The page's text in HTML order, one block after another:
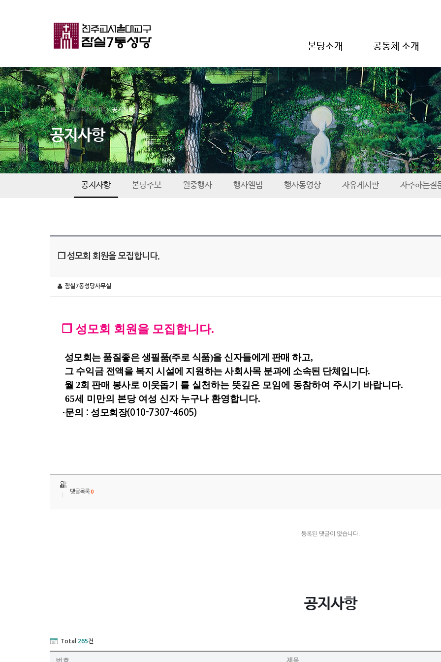
본당소개 공동체 소개
우리들의이야기 공지사항
공지사항
공지사항 본당주보 월중행사 행사앨범 행사동영상 자유게시판 자주하는질
❐ 성모회 회원을 모집합니다.
잠실7동성당사무실
❐ 성모회 회원을 모집합니다.
성모회는 품질좋은 생필품(주로 식품)을 신자들에게 판매하고,
그 수익금 전액을 복지 시설에 지원하는 사회사목 분과에 소속된 단체입니다.
월 2회 판매 봉사로 이웃돕기 를 실천하는 뜻깊은 모임에 동참하여 주시기 바랍니다.
65세 미만의 본당 여성 신자 누구나 환영합니다.
∙문의 : 성모회장(010-7307-4605)
댓글목록0
등록된 댓글이 없습니다.
공지사항
Total 265건
제목